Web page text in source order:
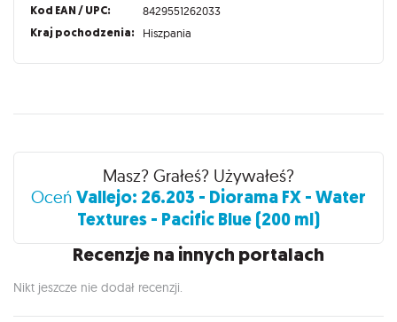
Kod EAN / UPC: 8429551262033
Kraj pochodzenia: Hiszpania
Recenzje
Masz? Grałeś? Używałeś?
Oceń Vallejo: 26.203 - Diorama FX - Water
Textures - Pacific Blue (200 ml)
Recenzje na innych portalach
Nikt jeszcze nie dodał recenzji.